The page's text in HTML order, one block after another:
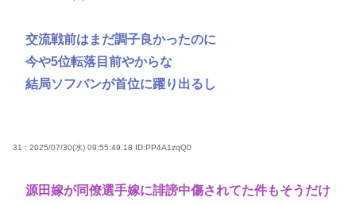
交流戦前はまだ調子良かったのに
今や5位転落目前やからな
結局ソフバンが首位に躍り出るし
31 : 2025/07/30(水) 09:55:49.18 ID:PP4A1zqQ0
源田嫁が同僚選手嫁に誹謗中傷されてた件もそうだけ